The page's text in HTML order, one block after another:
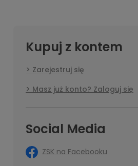
Kupuj z kontem
Zarejestruj się
Masz już konto? Zaloguj się
Social Media
ZSK na Facebooku